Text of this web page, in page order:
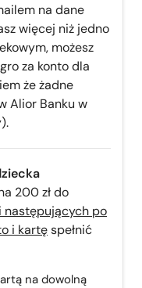
na dane
więcej niż jedno
możesz
za konto dla
że żadne
Alior Banku w
200 zł do
następujących po
i kartęspełnić
na dowolną